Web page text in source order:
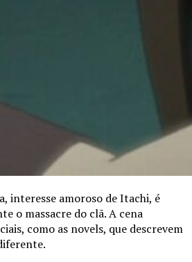
interesse amoroso de Itachi, é
o massacre do clã. A cena
como as novels, que descrevem